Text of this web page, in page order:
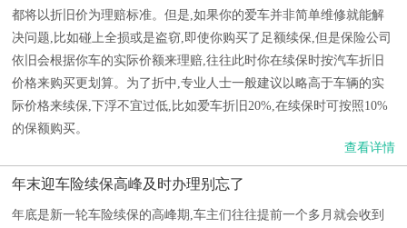
都将以折旧价为理赔标准。但是,如果你的爱车并非简单维修就能解
决问题,比如碰上全损或是盗窃,即使你购买了足额续保,但是保险公司
依旧会根据你车的实际价额来理赔,往往此时你在续保时按汽车折旧
价格来购买更划算。为了折中,专业人士一般建议以略高于车辆的实
际价格来续保,下浮不宜过低,比如爱车折旧20%,在续保时可按照10%
的保额购买。
查看详情
年末迎车险续保高峰及时办理别忘了
年底是新一轮车险续保的高峰期,车主们往往提前一个多月就会收到